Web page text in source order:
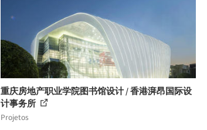
重庆房地产职业学院图书馆设计 / 香港湃昂国际设
计事务所
Projetos